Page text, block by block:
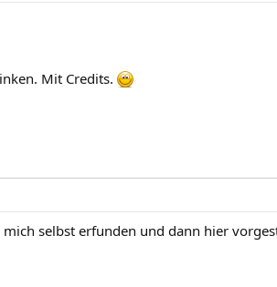
Mit Credits.
selbst erfunden und dann hier